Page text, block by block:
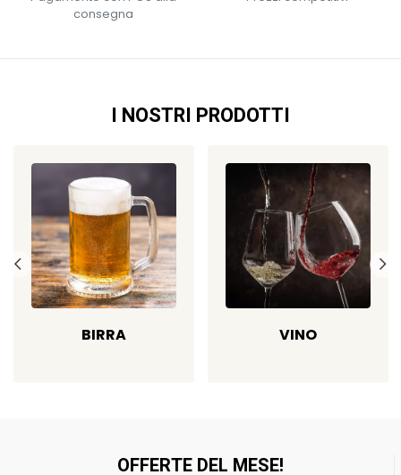
consegna
I NOSTRI PRODOTTI
BIRRA VINO
OFFERTE DEL MESE!